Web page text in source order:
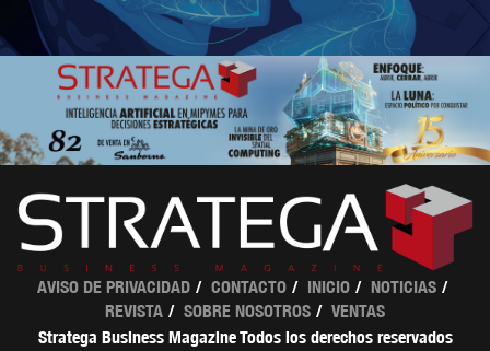
AVISO DE PRIVACIDAD CONTACTO INICIO
NOTICIAS
REVISTA
SOBRE NOSOTROS
VENTAS
Stratega Business Magazine Todos los derechos reservados